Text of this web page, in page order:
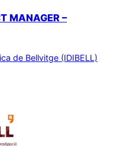
MANAGER –
de Bellvitge (IDIBELL)